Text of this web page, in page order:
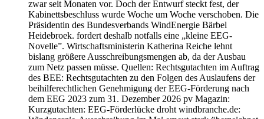
zwar seit Monaten vor. Doch der Entwurf steckt fest, der
Kabinettsbeschluss wurde Woche um Woche verschoben. Die
Präsidentin des Bundesverbands WindEnergie Bärbel
Heidebroek. fordert deshalb notfalls eine „kleine EEG-
Novelle”. Wirtschaftsministerin Katherina Reiche lehnt
bislang größere Ausschreibungsmengen ab, da der Ausbau
zum Netz passen müsse. Quellen: Rechtsgutachten im Auftrag
des BEE: Rechtsgutachten zu den Folgen des Auslaufens der
beihilferechtlichen Genehmigung der EEG-Förderung nach
dem EEG 2023 zum 31. Dezember 2026 pv Magazin:
Kurzgutachten: EEG-Förderlücke droht windbranche.de: